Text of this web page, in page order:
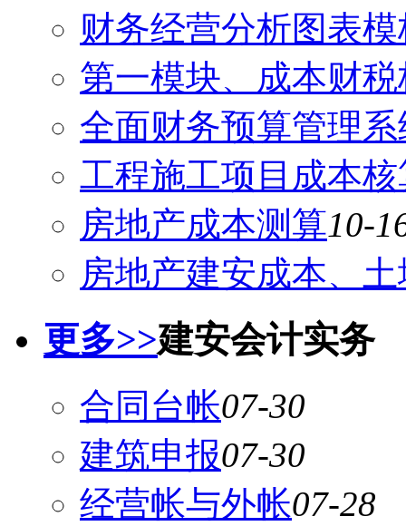
财务经营分析图表模
第一模块、成本财
全面财务预算管理系
工程施工项目成本核
房地产成本测算10-
房地产建安成本、
更多>>建安会计实务
合同台帐07-30
建筑申报07-30
经营帐与外帐07-28